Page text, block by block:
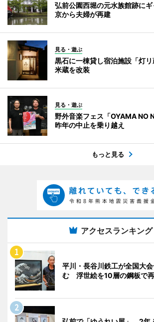
弘前公園西堀の元水族館跡に
京から夫婦が再建
見る・遊ぶ
黒石に一棟貸し宿泊施設「灯
米蔵を改装
見る・遊ぶ
野外音楽フェス「OYAMA NO
昨年の中止を乗り越え
もっと見る
アクセスランキング
平川・長谷川鉄工が全国大
む 浮世絵を10層の鋼板で